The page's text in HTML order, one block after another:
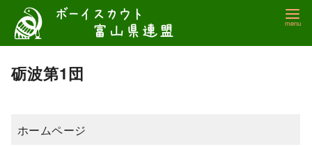
テ
砺波第1団
ホームページ